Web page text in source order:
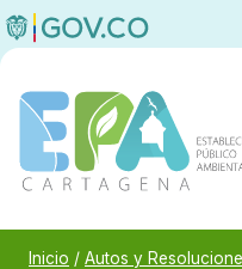
Saltar
al
Inicio / Autos y